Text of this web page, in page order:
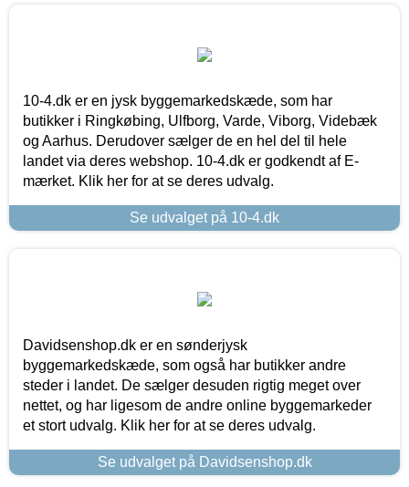
10-4.dk er en jysk byggemarkedskæde, som har
butikker i Ringkøbing, Ulfborg, Varde, Viborg, Videbæk
og Aarhus. Derudover sælger de en hel del til hele
landet via deres webshop. 10-4.dk er godkendt af E-
mærket. Klik her for at se deres udvalg.
Se udvalget på 10-4.dk
Davidsenshop.dk er en sønderjysk
byggemarkedskæde, som også har butikker andre
steder i landet. De sælger desuden rigtig meget over
nettet, og har ligesom de andre online byggemarkeder
et stort udvalg. Klik her for at se deres udvalg.
Se udvalget på Davidsenshop.dk